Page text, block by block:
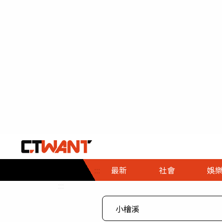
::: 最新 社會
社會首頁
時事
娛樂
娛樂首頁
即時
專題
財經首頁
熱線
３Ｃ
政